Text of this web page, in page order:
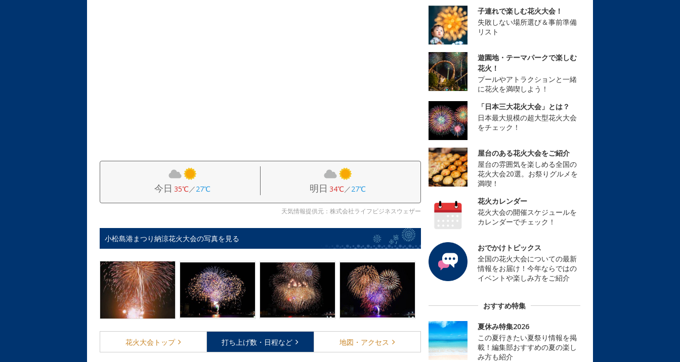
今日 35℃／27℃ 明日 34℃／27℃
天気情報提供元：株式会社ライフビジネスウェザー
小松島港まつり納涼花火大会の写真を見る
花火大会 トップ 打ち上げ数・ 日程など 地図・ アクセス
子連れで楽しむ花火大会！
失敗しない場所選び＆事前準備
リスト
遊園地・テーマパークで楽しむ
花火！
プールやアトラクションと一緒
に花火を満喫しよう！
「日本三大花火大会」とは？
日本最大規模の超大型花火大会
をチェック！
屋台のある花火大会をご紹介
屋台の雰囲気を楽しめる全国の
花火大会20選。お祭りグルメを
満喫！
花火カレンダー
花火大会の開催スケジュールを
カレンダーでチェック！
おでかけトピックス
全国の花火大会についての最新
情報をお届け！今年ならではの
イベントや楽しみ方をご紹介
おすすめ特集
夏休み特集2026
この夏行きたい夏祭り情報を掲
載！編集部おすすめの夏の楽し
み方も紹介